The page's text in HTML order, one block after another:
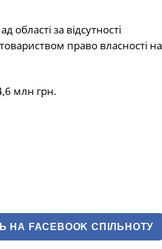
за відсутності
право власності на
млн грн.
НА FACEBOOK СПІЛЬНОТУ